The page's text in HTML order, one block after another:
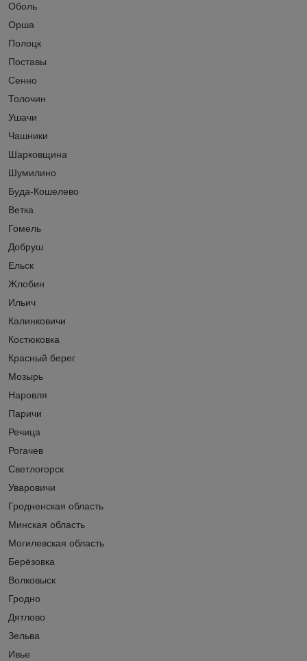
Оболь
Орша
Полоцк
Поставы
Сенно
Толочин
Ушачи
Чашники
Шарковщина
Шумилино
Буда-Кошелево
Ветка
Гомель
Добруш
Ельск
Жлобин
Ильич
Калинковичи
Костюковка
Красный берег
Мозырь
Наровля
Паричи
Речица
Рогачев
Светлогорск
Уваровичи
Гродненская область
Минская область
Могилевская область
Берёзовка
Волковыск
Гродно
Дятлово
Зельва
Ивье